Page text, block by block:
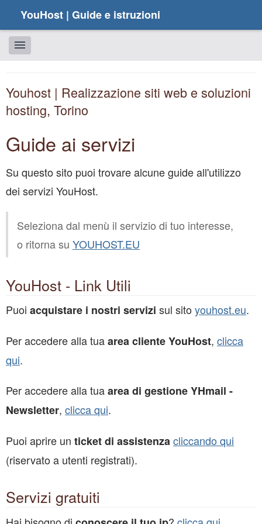
YouHost | Guide e istruzioni
Youhost | Realizzazione siti web e soluzioni
hosting, Torino
Guide ai servizi
Su questo sito puoi trovare alcune guide all'utilizzo
dei servizi YouHost.
Seleziona dal menù il servizio di tuo interesse,
o ritorna su YOUHOST.EU
YouHost - Link Utili
Puoi acquistare i nostri servizi sul sito youhost.eu.
Per accedere alla tuaarea cliente YouHost, clicca
qui.
Per accedere alla tuaarea di gestione YHmail -
Newsletter, clicca qui.
Puoi aprire un ticket di assistenzacliccando qui
(riservato a utenti registrati).
Servizi gratuiti